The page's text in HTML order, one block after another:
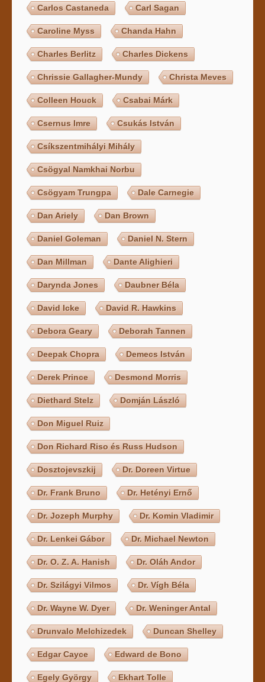
Carlos Castaneda Carl Sagan
Caroline Myss Chanda Hahn
Charles Berlitz Charles Dickens
Chrissie Gallagher-Mundy Christa Meves
Colleen Houck Csabai Márk
Csernus Imre Csukás István
Csíkszentmihályi Mihály
Csögyal Namkhai Norbu
Csögyam Trungpa Dale Carnegie
Dan Ariely Dan Brown
Daniel Goleman Daniel N. Stern
Dan Millman Dante Alighieri
Darynda Jones Daubner Béla
David Icke David R. Hawkins
Debora Geary Deborah Tannen
Deepak Chopra Demecs István
Derek Prince Desmond Morris
Diethard Stelz Domján László
Don Miguel Ruiz
Don Richard Riso és Russ Hudson
Dosztojevszkij Dr. Doreen Virtue
Dr. Frank Bruno Dr. Hetényi Ernő
Dr. Jozeph Murphy Dr. Komin Vladimir
Dr. Lenkei Gábor Dr. Michael Newton
Dr. O. Z. A. Hanish Dr. Oláh Andor
Dr. Szilágyi Vilmos Dr. Vígh Béla
Dr. Wayne W. Dyer Dr. Weninger Antal
Drunvalo Melchizedek Duncan Shelley
Edgar Cayce Edward de Bono
Egely György Ekhart Tolle